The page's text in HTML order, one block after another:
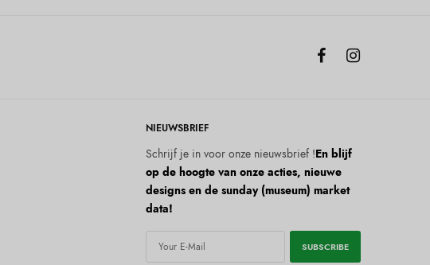
NIEUWSBRIEF
Schrijf je in voor onze nieuwsbrief !En blijf
op de hoogte van onze acties, nieuwe
designs en de sunday (museum) market
data!
SUBSCRIBE